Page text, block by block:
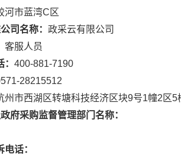
河市蓝湾C区
司名称： 政采云有限公司
客服人员
400-881-7190
28215512
州市西湖区转塘科技经济区块9号1幢2区5
府采购监督管理部门名称：
电话：